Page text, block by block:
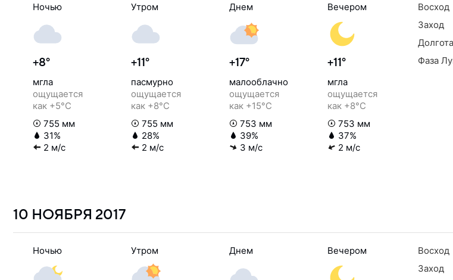
Ночью
+8°
мгла
ощущается
как +5°C
755 мм
31%
2 м/с
Утром
+11°
пасмурно
ощущается
как +8°C
755 мм
28%
2 м/с
Днем
+17°
малооблачно
ощущается
как +15°C
753 мм
39%
3 м/с
Вечером
+11°
мгла
ощущается
как +8°C
753 мм
37%
2 м/с
Восход
Заход
Фаза
10 НОЯБРЯ 2017
Ночью Утром Днем Вечером Восход
Заход